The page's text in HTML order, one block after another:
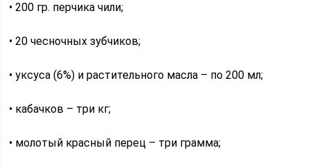
• 200 гр. перчика чили;
• 20 чесночных зубчиков;
• уксуса (6%) и растительного масла – по 200 мл;
• кабачков – три кг;
• молотый красный перец – три грамма;